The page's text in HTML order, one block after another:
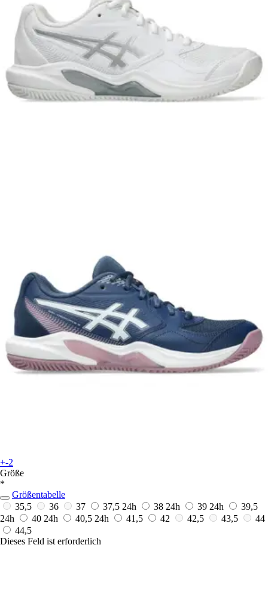
+-2
Größe
*
Größentabelle
35,5
36 37 37,5 24h 38 24h 39 24h
39,5
24h
40 24h 40,5 24h 41,5 42 42,5 43,5
44
44,5
Dieses Feld ist erforderlich